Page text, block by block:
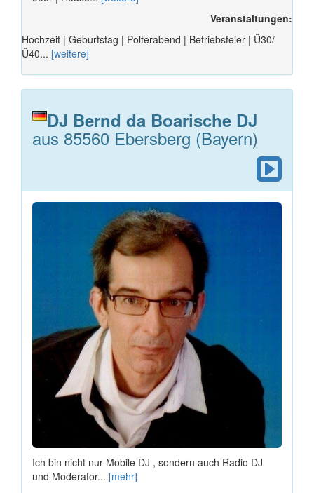
Veranstaltungen:
Hochzeit | Geburtstag | Polterabend | Betriebsfeier | Ü30/
Ü40... [weitere]
DJ Bernd da Boarische DJ
aus 85560 Ebersberg (Bayern)
Ich bin nicht nur Mobile DJ , sondern auch Radio DJ
und Moderator... [mehr]